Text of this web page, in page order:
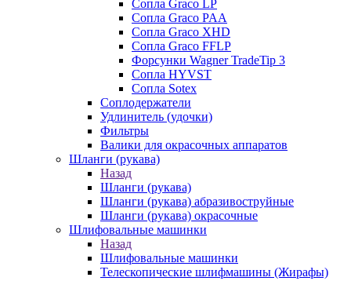
Сопла Graco LP
Сопла Graco PAA
Сопла Graco XHD
Сопла Graco FFLP
Форсунки Wagner TradeTip 3
Сопла HYVST
Сопла Sotex
Соплодержатели
Удлинитель (удочки)
Фильтры
Валики для окрасочных аппаратов
Шланги (рукава)
Назад
Шланги (рукава)
Шланги (рукава) абразивоструйные
Шланги (рукава) окрасочные
Шлифовальные машинки
Назад
Шлифовальные машинки
Телескопические шлифмашины (Жирафы)